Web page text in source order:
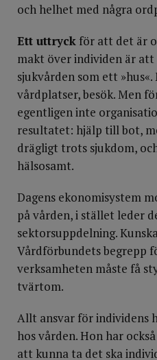
och helhet med några
Ett uttryck för att det är
makt över individen är
sjukvården som ett
vårdplatser, besök. Men
egentligen in­te
resultatet: hjälp till bot,
drägligt trots sjukdom,
hälsosamt.
Dagens ekonomisystem
på vården, i stället leder
sektorsuppdelning.
Vårdförbundets begrepp
verksamheten måste få
tvärtom.
Allt ansvar för individens
hos vården. Hon har
att kunna ta det ska